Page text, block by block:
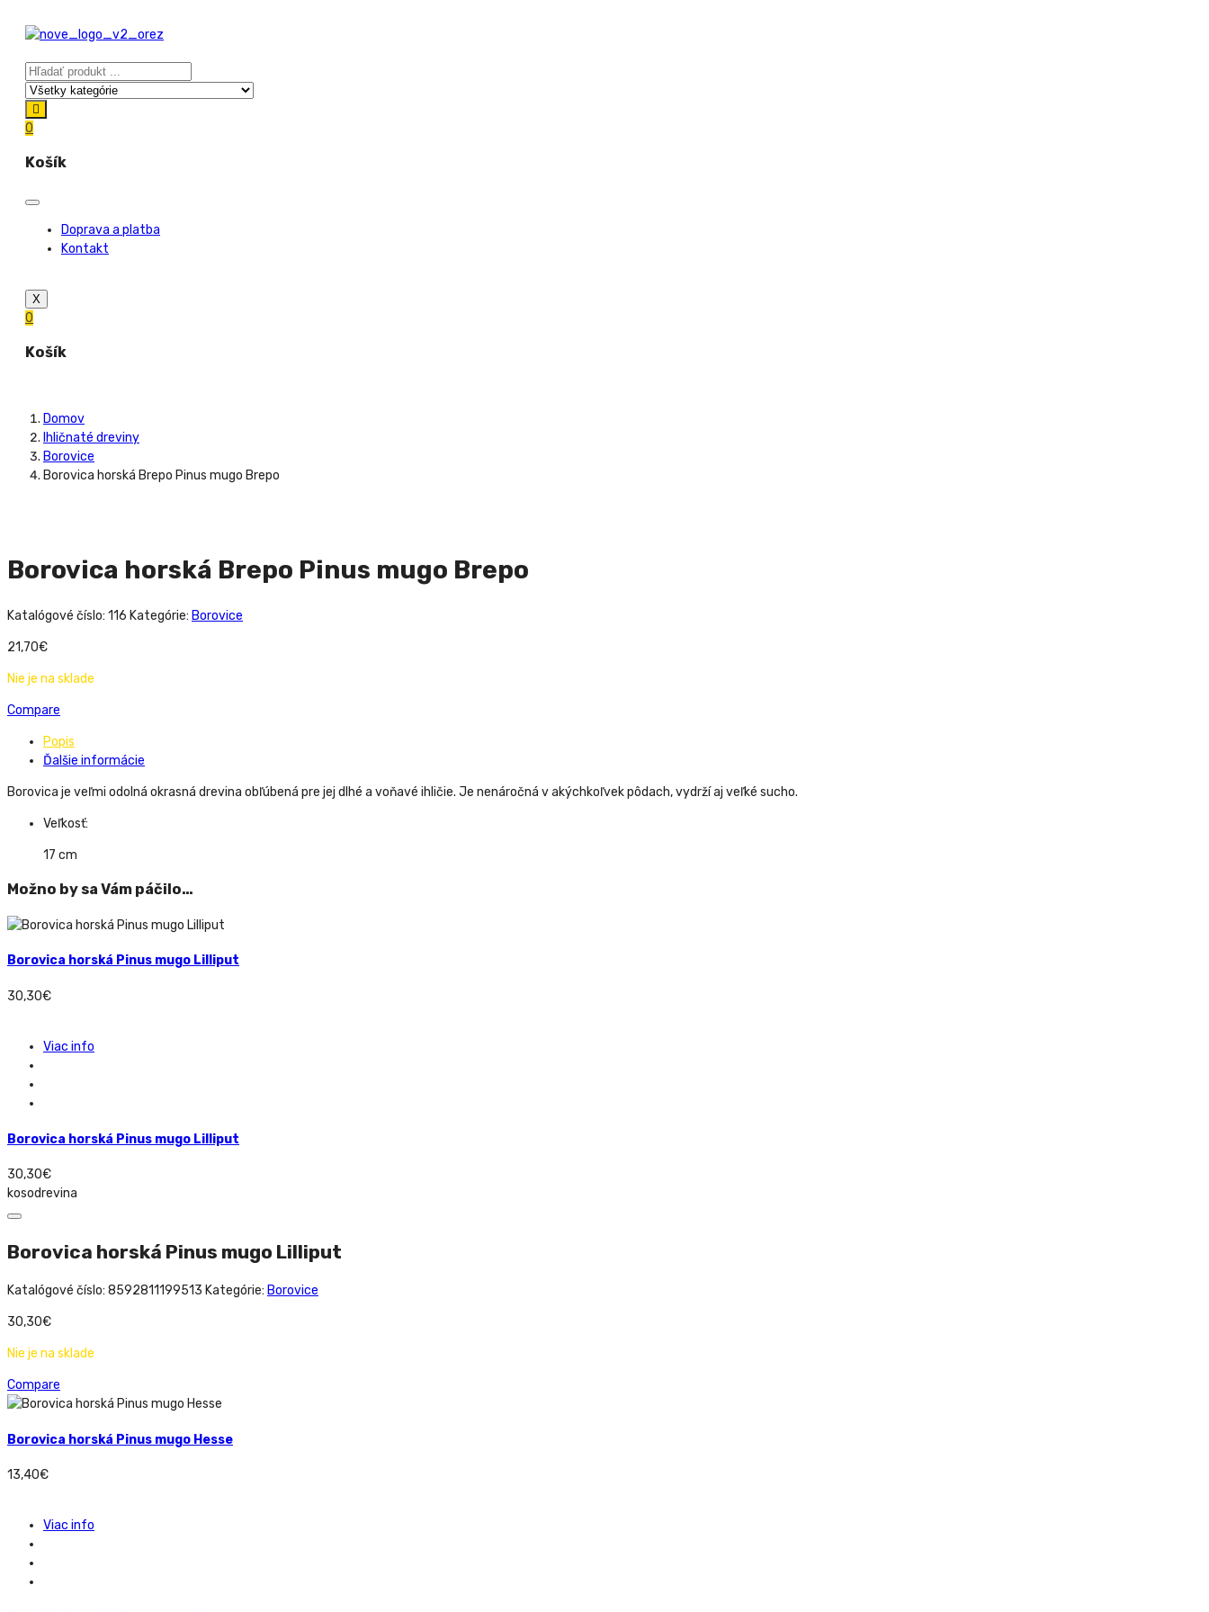
0
Košík
Doprava a platba
Kontakt
X
0
Košík
Domov
Ihličnaté dreviny
Borovice
Borovica horská Brepo Pinus mugo Brepo
Borovica horská Brepo Pinus mugo Brepo
Katalógové číslo: 116 Kategórie: Borovice
21,70€
Nie je na sklade
Compare
Popis
Ďalšie informácie
Borovica je veľmi odolná okrasná drevina obľúbená pre jej dlhé a voňavé ihličie. Je nenáročná v akýchkoľvek pôdach, vydrží aj veľké sucho.
Veľkosť:
17 cm
Možno by sa Vám páčilo…
Borovica horská Pinus mugo Lilliput
30,30€
Viac info
Borovica horská Pinus mugo Lilliput
30,30€
kosodrevina
Borovica horská Pinus mugo Lilliput
Katalógové číslo: 8592811199513 Kategórie: Borovice
30,30€
Nie je na sklade
Compare
Borovica horská Pinus mugo Hesse
13,40€
Viac info